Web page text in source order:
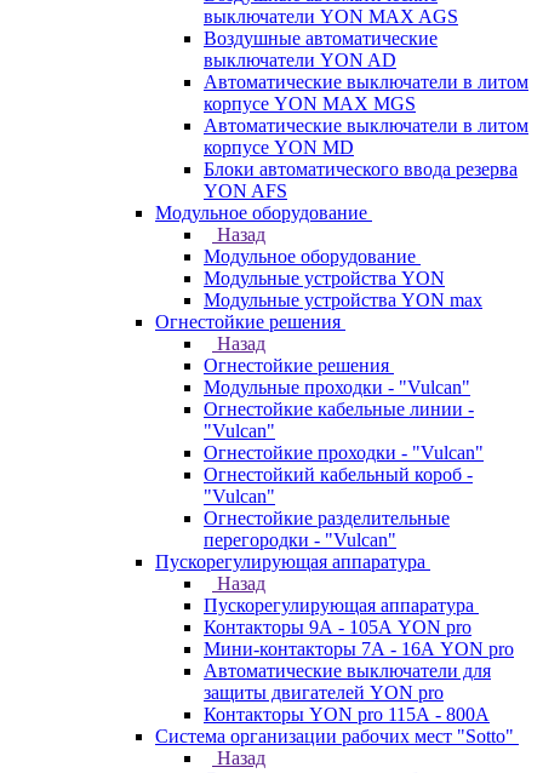
выключатели YON MAX AGS
Воздушные автоматические
выключатели YON AD
Автоматические выключатели в литом
корпусе YON MAX MGS
Автоматические выключатели в литом
корпусе YON MD
Блоки автоматического ввода резерва
YON AFS
Модульное оборудование
Назад
Модульное оборудование
Модульные устройства YON
Модульные устройства YON max
Огнестойкие решения
Назад
Огнестойкие решения
Модульные проходки - "Vulcan"
Огнестойкие кабельные линии -
"Vulcan"
Огнестойкие проходки - "Vulcan"
Огнестойкий кабельный короб -
"Vulcan"
Огнестойкие разделительные
перегородки - "Vulcan"
Пускорегулирующая аппаратура
Назад
Пускорегулирующая аппаратура
Контакторы 9А - 105А YON pro
Мини-контакторы 7А - 16А YON pro
Автоматические выключатели для
защиты двигателей YON pro
Контакторы YON pro 115А - 800А
Система организации рабочих мест "Sotto"
Назад